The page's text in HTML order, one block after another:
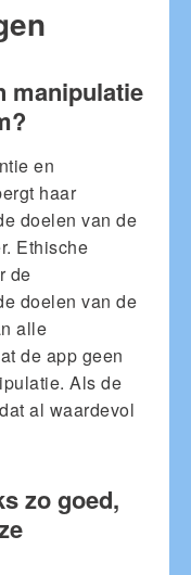
manipulatie
en
haar
doelen van de
Ethische
de
doelen van de
alle
de app geen
Als de
al waardevol
zo goed,